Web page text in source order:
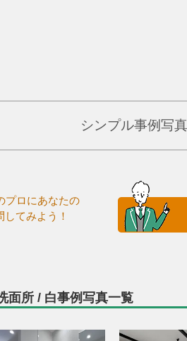
シンプル事例写
プロにあなたの
てみよう！
面所 / 白事例写真一覧